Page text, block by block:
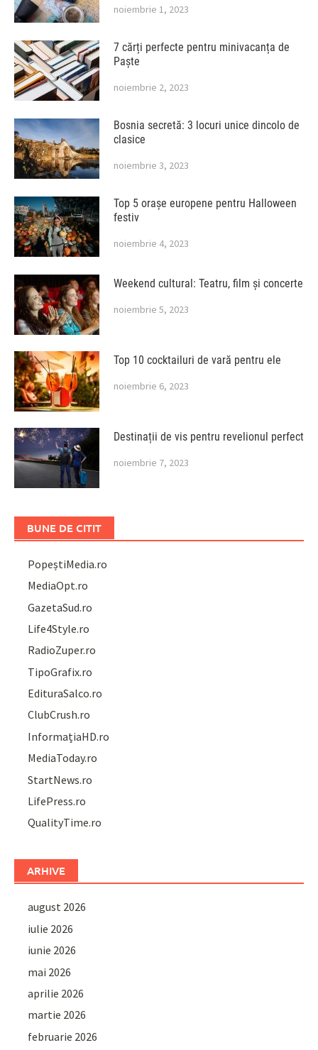
noiembrie 1, 2023
7 cărți perfecte pentru minivacanța de
Paște
noiembrie 2, 2023
Bosnia secretă: 3 locuri unice dincolo de
clasice
noiembrie 3, 2023
Top 5 orașe europene pentru Halloween
festiv
noiembrie 4, 2023
Weekend cultural: Teatru, film și concerte
noiembrie 5, 2023
Top 10 cocktailuri de vară pentru ele
noiembrie 6, 2023
Destinații de vis pentru revelionul perfect
noiembrie 7, 2023
BUNE DE CITIT
PopeștiMedia.ro
MediaOpt.ro
GazetaSud.ro
Life4Style.ro
RadioZuper.ro
TipoGrafix.ro
EdituraSalco.ro
ClubCrush.ro
InformațiaHD.ro
MediaToday.ro
StartNews.ro
LifePress.ro
QualityTime.ro
ARHIVE
august 2026
iulie 2026
iunie 2026
mai 2026
aprilie 2026
martie 2026
februarie 2026